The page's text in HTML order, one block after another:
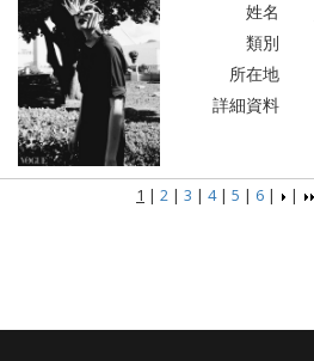
姓名
類別
所在地
詳細資料
1 | 2 | 3 | 4| 5 | 6 | |